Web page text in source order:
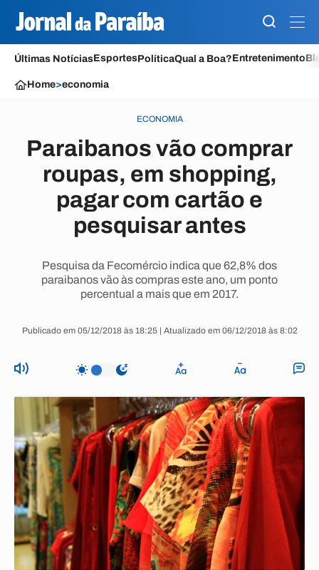
Últimas NotíciasEsportesPolíticaQual a Boa?Entretenimento
Home>economia
ECONOMIA
Paraibanos vão comprar
roupas, em shopping,
pagar com cartão e
pesquisar antes
Pesquisa da Fecomércio indica que 62,8% dos
paraibanos vão às compras este ano, um ponto
percentual a mais que em 2017.
Publicado em 05/12/2018 às 18:25 | Atualizado em 06/12/2018 às 8:02